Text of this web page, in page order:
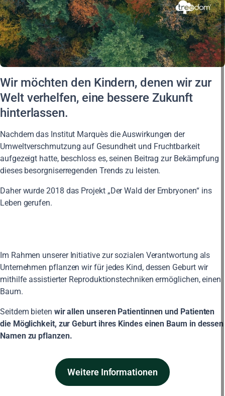
Wir möchten den Kindern, denen wir zur
Welt verhelfen, eine bessere Zukunft
hinterlassen.
Nachdem das Institut Marquès die Auswirkungen der
Umweltverschmutzung auf Gesundheit und Fruchtbarkeit
aufgezeigt hatte, beschloss es, seinen Beitrag zur Bekämpfung
dieses besorgniserregenden Trends zu leisten.
Daher wurde 2018 das Projekt „Der Wald der Embryonen“ ins
Leben gerufen.
Im Rahmen unserer Initiative zur sozialen Verantwortung als
Unternehmen pflanzen wir für jedes Kind, dessen Geburt wir
mithilfe assistierter Reproduktionstechniken ermöglichen, einen
Baum.
Seitdem bieten wir allen unseren Patientinnen und Patienten
die Möglichkeit, zur Geburt ihres Kindes einen Baum in dessen
Namen zu pflanzen.
Weitere Informationen